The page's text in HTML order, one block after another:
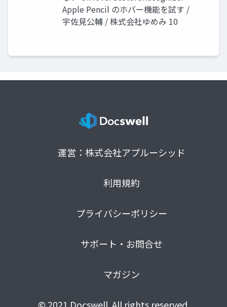
Apple Pencil のホバー機能を試す /
宇佐見公輔 / 株式会社ゆめみ 10
運営：株式会社アプルーシッド
利用規約
プライバシーポリシー
サポート・お問合せ
マガジン